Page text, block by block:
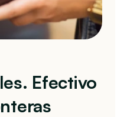
Efectivo